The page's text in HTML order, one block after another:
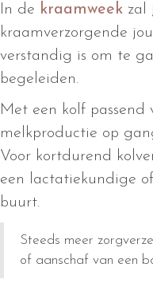
In de kraamweek zal
kraamverzorgende
verstandig is om te
begeleiden.
Met een kolf
melkproductie op
Voor kortdurend
een lactatiekundige
buurt.
Steeds meer
of aanschaf van een